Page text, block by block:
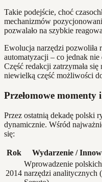
Takie podejście, choć
mechanizmów
pozwalało na szybkie
Ewolucja narzędzi pozwoliła
automatyzacji – co jednak nie
Część redakcji zatrzymała
niewielką część możliwości
Przełomowe
Przez ostatnią dekadę polski
dynamicznie. Wśród
się:
Rok Wydarzenie /
2014
Wprowadzenie polskich
narzędzi analitycznych